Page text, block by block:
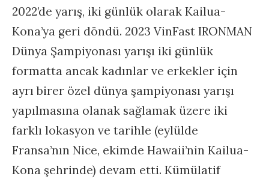
2022’de yarış, iki günlük olarak Kailua-
Kona’ya geri döndü. 2023 VinFast IRONMAN
Dünya Şampiyonası yarışı iki günlük
formatta ancak kadınlar ve erkekler için
ayrı birer özel dünya şampiyonası yarışı
yapılmasına olanak sağlamak üzere iki
farklı lokasyon ve tarihle (eylülde
Fransa’nın Nice, ekimde Hawaii’nin Kailua-
Kona şehrinde) devam etti. Kümülatif